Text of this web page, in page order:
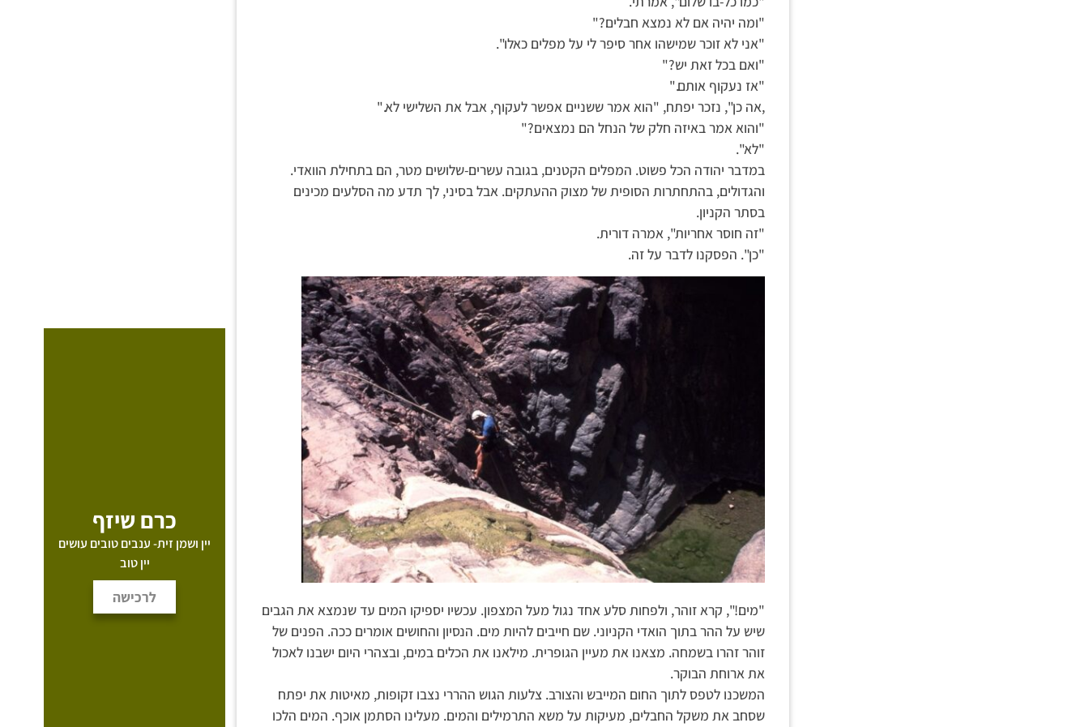
"ומה יהיה אם לא נמצא חבלים?"
"אני לא זוכר שמישהו אחר סיפר לי על מפלים כאלו".
"ואם בכל זאת יש?"
"אז נעקוף אותם."
,אה כן", נזכר יפתח, "הוא אמר ששניים אפשר לעקוף, אבל את השלישי לא."
"והוא אמר באיזה חלק של הנחל הם נמצאים?"
"לא".
במדבר יהודה הכל פשוט. המפלים הקטנים, בגובה עשרים-שלושים מטר, הם בתחילת הוואדי.
והגדולים, בהתחתרות הסופית של מצוק ההעתקים. אבל בסיני, לך תדע מה הסלעים מכינים
בסתר הקניון.
"זה חוסר אחריות", אמרה דורית.
"כן". הפסקנו לדבר על זה.
"מים!", קרא זוהר, ולפחות סלע אחד נגול מעל המצפון. עכשיו יספיקו המים עד שנמצא את הגבים
שיש על ההר בתוך הואדי הקניוני. שם חייבים להיות מים. הנסיון והחושים אומרים ככה. הפנים של
זוהר זהרו בשמחה. מצאנו את מעיין הגופרית. מילאנו את הכלים במים, ובצהרי היום ישבנו לאכול
את ארוחת הבוקר.
המשכנו לטפס לתוך החום המייבש והצורב. צלעות הגוש ההררי נצבו זקופות, מאיטות את יפתח
שסחב את משקל החבלים, מעיקות על משא התרמילים והמים. מעלינו הסתמן אוכף. המים הלכו
כרם שיזף
יין ושמן זית- ענבים טובים עושים
יין טוב
לרכישה